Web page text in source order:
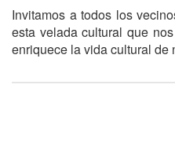
Invitamos a todos los
esta velada cultural que
enriquece la vida cultural de